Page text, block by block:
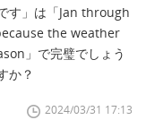
す」は「Jan through
the weather
」で完璧でしょう
か？
2024/03/31 17:13